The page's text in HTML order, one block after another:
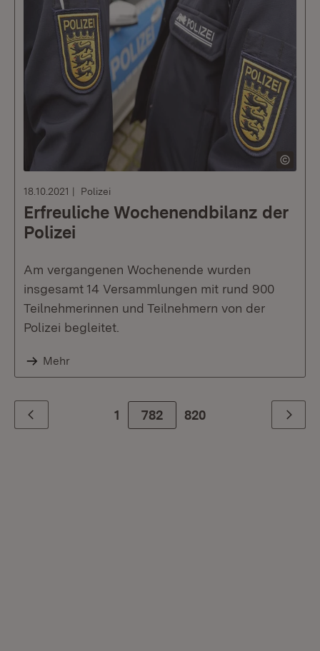
18.10.2021 Polizei
Erfreuliche Wochenendbilanz der
Polizei
Am vergangenen Wochenende wurden
insgesamt 14 Versammlungen mit rund 900
Teilnehmerinnen und Teilnehmern von der
Polizei begleitet.
Mehr
Zurück 1 782 Zur letzte Seite
820 Weiter